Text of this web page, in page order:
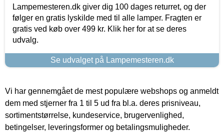
Lampemesteren.dk giver dig 100 dages returret, og der
følger en gratis lyskilde med til alle lamper. Fragten er
gratis ved køb over 499 kr. Klik her for at se deres
udvalg.
Se udvalget på Lampemesteren.dk
Vi har gennemgået de mest populære webshops og anmeldt
dem med stjerner fra 1 til 5 ud fra bl.a. deres prisniveau,
sortimentstørrelse, kundeservice, brugervenlighed,
betingelser, leveringsformer og betalingsmuligheder.